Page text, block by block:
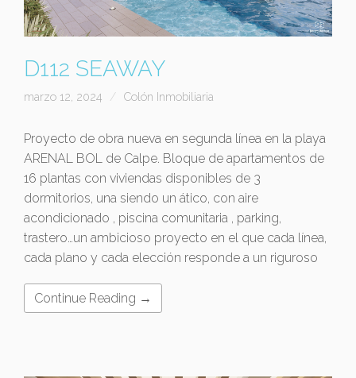
D112 SEAWAY
marzo 12, 2024 Colón Inmobiliaria
Proyecto de obra nueva en segunda línea en la playa
ARENAL BOL de Calpe. Bloque de apartamentos de
16 plantas con viviendas disponibles de 3
dormitorios, una siendo un ático, con aire
acondicionado , piscina comunitaria , parking,
trastero…un ambicioso proyecto en el que cada línea,
cada plano y cada elección responde a un riguroso
Continue Reading →